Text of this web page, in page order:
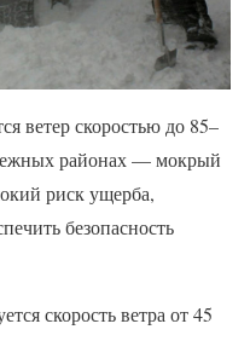
ветер скоростью до 85–
районах — мокрый
риск ущерба,
безопасность
скорость ветра от 45